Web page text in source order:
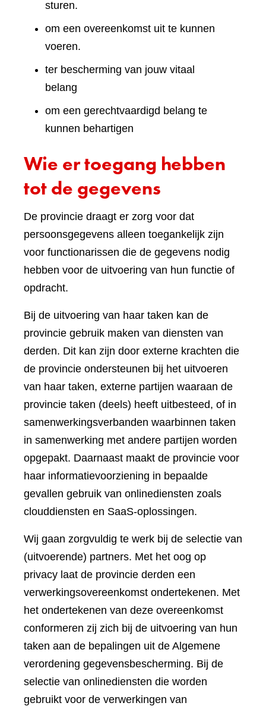
sturen.
om een overeenkomst uit te kunnen
voeren.
ter bescherming van jouw vitaal
belang
om een gerechtvaardigd belang te
kunnen behartigen
Wie er toegang hebben
tot de gegevens
De provincie draagt er zorg voor dat
persoonsgegevens alleen toegankelijk zijn
voor functionarissen die de gegevens nodig
hebben voor de uitvoering van hun functie of
opdracht.
Bij de uitvoering van haar taken kan de
provincie gebruik maken van diensten van
derden. Dit kan zijn door externe krachten die
de provincie ondersteunen bij het uitvoeren
van haar taken, externe partijen waaraan de
provincie taken (deels) heeft uitbesteed, of in
samenwerkingsverbanden waarbinnen taken
in samenwerking met andere partijen worden
opgepakt. Daarnaast maakt de provincie voor
haar informatievoorziening in bepaalde
gevallen gebruik van onlinediensten zoals
clouddiensten en SaaS-oplossingen.
Wij gaan zorgvuldig te werk bij de selectie van
(uitvoerende) partners. Met het oog op
privacy laat de provincie derden een
verwerkingsovereenkomst ondertekenen. Met
het ondertekenen van deze overeenkomst
conformeren zij zich bij de uitvoering van hun
taken aan de bepalingen uit de Algemene
verordening gegevensbescherming. Bij de
selectie van onlinediensten die worden
gebruikt voor de verwerkingen van